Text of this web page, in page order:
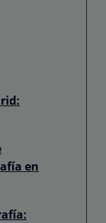
en